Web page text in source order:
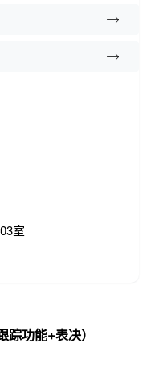
室
功能+表决）